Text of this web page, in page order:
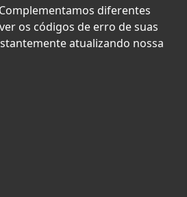
diferentes
os códigos de erro de suas
atualizando nossa